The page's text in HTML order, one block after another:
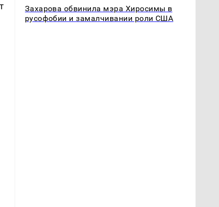
Захарова обвинила мэра Хиросимы в
русофобии и замалчивании роли США